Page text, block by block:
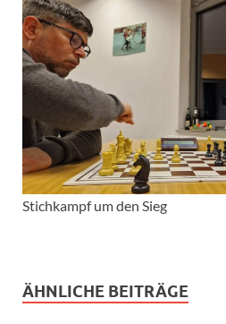
Stichkampf um den Sieg
ÄHNLICHE BEITRÄGE